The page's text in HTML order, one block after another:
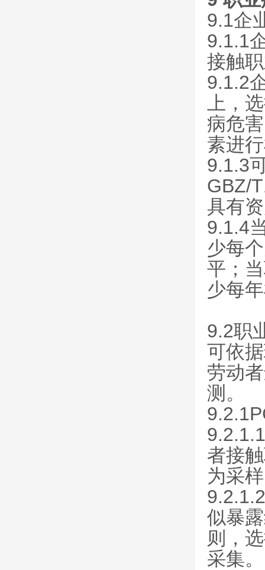
9.1企
9.1.1
接触
9.1.2
上，
病危
素进
9.1.3
GBZ/
具有
9.1.4
少每
平；
少每
9.2职
可依
劳动
测。
者接
为采
似暴
则，
采集。